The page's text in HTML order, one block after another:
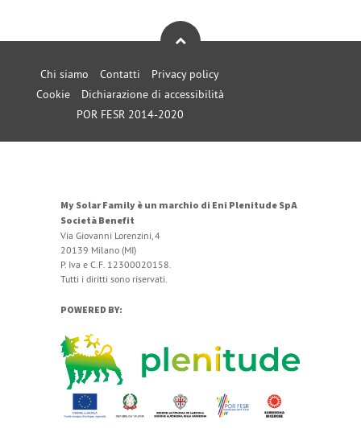
Chi siamo Contatti
Privacy policy
Cookie
Dichiarazione di accessibilità
POR FESR 2014-2020
My Solar Family è un marchio di Eni Plenitude SpA
Società Benefit
Via Giovanni Lorenzini, 4
20139 Milano (MI)
P. Iva e C.F. 12300020158.
Tutti i diritti sono riservati.
POWERED BY: